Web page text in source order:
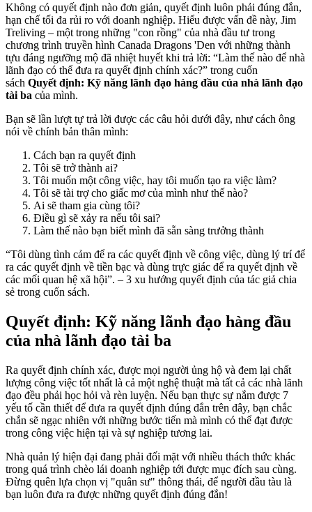
Không có quyết định nào đơn giản, quyết định luôn phải đúng đắn,
hạn chế tối đa rủi ro với doanh nghiệp. Hiểu được vấn đề này, Jim
Treliving – một trong những "con rồng" của nhà đầu tư trong
chương trình truyền hình Canada Dragons 'Den với những thành
tựu đáng ngưỡng mộ đã nhiệt huyết khi trả lời: “Làm thế nào để nhà
lãnh đạo có thể đưa ra quyết định chính xác?” trong cuốn
sách Quyết định: Kỹ năng lãnh đạo hàng đầu của nhà lãnh đạo
tài ba của mình.
Bạn sẽ lần lượt tự trả lời được các câu hỏi dưới đây, như cách ông
nói về chính bản thân mình:
Cách bạn ra quyết định
Tôi sẽ trở thành ai?
Tôi muốn một công việc, hay tôi muốn tạo ra việc làm?
Tôi sẽ tài trợ cho giấc mơ của mình như thế nào?
Ai sẽ tham gia cùng tôi?
Điều gì sẽ xảy ra nếu tôi sai?
Làm thế nào bạn biết mình đã sẵn sàng trưởng thành
“Tôi dùng tình cảm để ra các quyết định về công việc, dùng lý trí để
ra các quyết định về tiền bạc và dùng trực giác để ra quyết định về
các mối quan hệ xã hội”. – 3 xu hướng quyết định của tác giả chia
sẻ trong cuốn sách.
Quyết định: Kỹ năng lãnh đạo hàng đầu
của nhà lãnh đạo tài ba
Ra quyết định chính xác, được mọi người ủng hộ và đem lại chất
lượng công việc tốt nhất là cả một nghệ thuật mà tất cả các nhà lãnh
đạo đều phải học hỏi và rèn luyện. Nếu bạn thực sự nắm được 7
yếu tố cần thiết để đưa ra quyết định đúng đắn trên đây, bạn chắc
chắn sẽ ngạc nhiên với những bước tiến mà mình có thể đạt được
trong công việc hiện tại và sự nghiệp tương lai.
Nhà quản lý hiện đại đang phải đối mặt với nhiều thách thức khác
trong quá trình chèo lái doanh nghiệp tới được mục đích sau cùng.
Đừng quên lựa chọn vị "quân sư" thông thái, để người đầu tàu là
bạn luôn đưa ra được những quyết định đúng đắn!